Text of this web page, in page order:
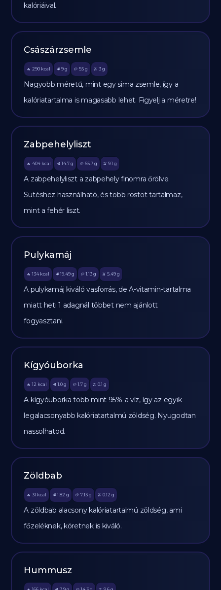
kalóriáival.
Császárzsemle
🔥 290 kcal 🥩 9 g 🥔 55g 🫒 3 g
Nagyobb méretű, mint egy sima zsemle, így a
kalóriatartalma is magasabb lehet. Figyelj a méretre!
Zabpehelyliszt
🔥 404 kcal 🥩 14.7 g 🥔 65.7g 🫒 9.1 g
A zabpehelyliszt a zabpehely finomra őrölve.
Sütéshez használható, és több rostot tartalmaz,
mint a fehér liszt.
Pulykamáj
🔥 134 kcal 🥩 19.49 g 🥔 1.13g 🫒 5.49 g
A pulykamáj kiváló vasforrás, de A-vitamin-tartalma
miatt heti 1 adagnál többet nem ajánlott
fogyasztani.
Kígyóuborka
🔥 12 kcal 🥩 1.0 g 🥔 1.7g 🫒 0.1 g
A kígyóuborka több mint 95%-a víz, így az egyik
legalacsonyabb kalóriatartalmú zöldség. Nyugodtan
nassolhatod.
Zöldbab
🔥 31 kcal 🥩 1.82 g 🥔 7.13g 🫒 0.12 g
A zöldbab alacsony kalóriatartalmú zöldség, ami
főzeléknek, köretnek is kiváló.
Hummusz